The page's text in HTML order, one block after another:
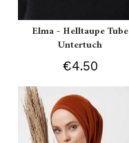
Elma - Helltaupe Tube
Untertuch
€4.50